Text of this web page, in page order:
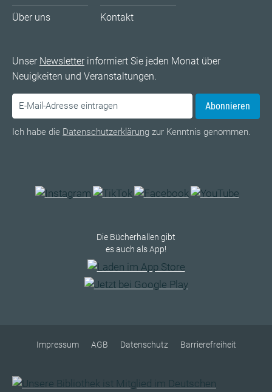
Über uns Kontakt
Unser Newsletterinformiert Sie jeden Monat über
Neuigkeiten und Veranstaltungen.
Abonnieren
Ich habe die Datenschutzerklärung zur Kenntnis genommen.
Die Bücherhallen gibt
es auch als App!
Impressum AGB Datenschutz Barrierefreiheit